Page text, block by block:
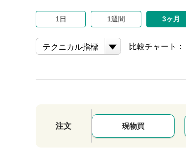
1日 1週間 3ヶ月
テクニカル指標 比較チャート：
注文 現物買